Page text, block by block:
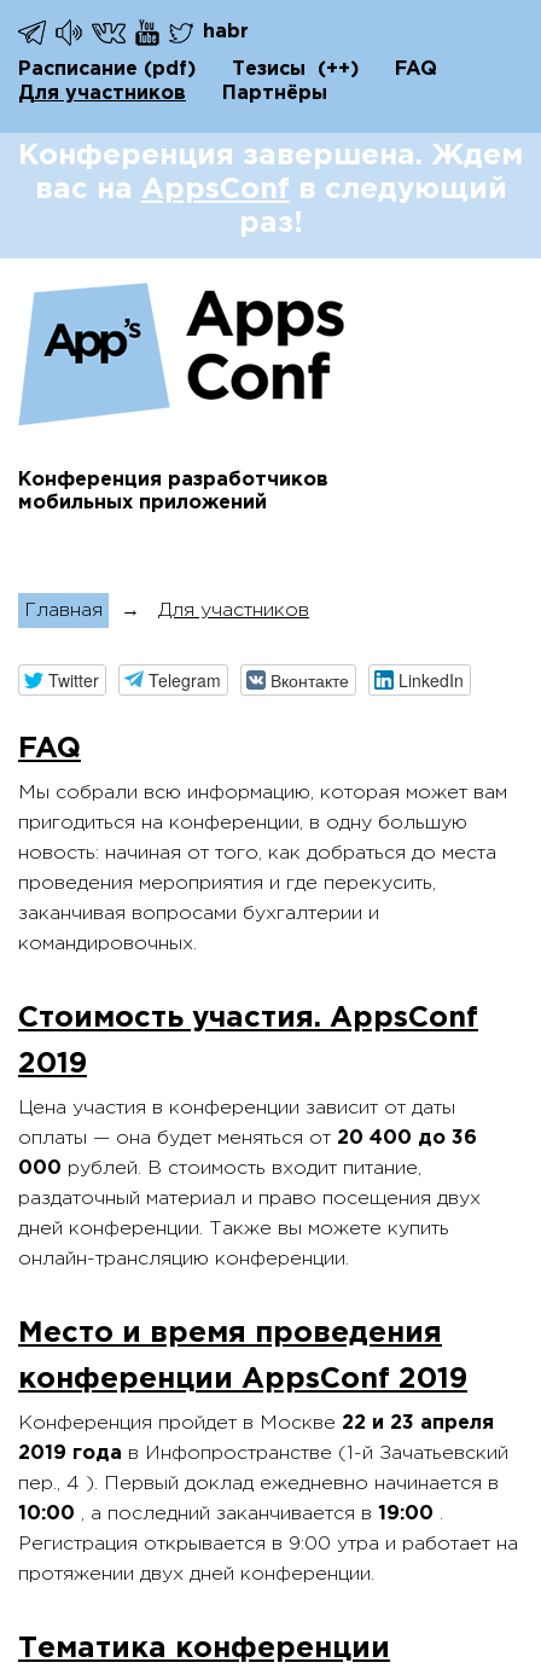
habr
Расписание (pdf) Тезисы (++)
FAQ
Для участников
Партнёры
Конференция завершена. Ждем
вас на AppsConf в следующий
раз!
Конференция разработчиков
мобильных приложений
Главная → Для участников
Twitter Telegram Вконтакте LinkedIn
FAQ
Мы собрали всю информацию, которая может вам
пригодиться на конференции, в одну большую
новость: начиная от того, как добраться до места
проведения мероприятия и где перекусить,
заканчивая вопросами бухгалтерии и
командировочных.
Стоимость участия. AppsConf
2019
Цена участия в конференции зависит от даты
оплаты — она будет меняться от 20 400 до 36
000 рублей. В стоимость входит питание,
раздаточный материал и право посещения двух
дней конференции. Также вы можете купить
онлайн-трансляцию конференции.
Место и время проведения
конференции AppsConf 2019
Конференция пройдет в Москве 22 и 23 апреля
2019 года в Инфопространстве (1-й Зачатьевский
пер., 4 ). Первый доклад ежедневно начинается в
10:00 , а последний заканчивается в 19:00 .
Регистрация открывается в 9:00 утра и работает на
протяжении двух дней конференции.
Тематика конференции